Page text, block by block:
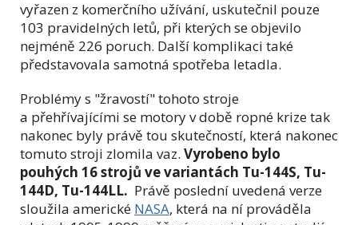
vyřazen z komerčního užívání, uskutečnil pouze
103 pravidelných letů, při kterých se objevilo
nejméně 226 poruch. Další komplikaci také
představovala samotná spotřeba letadla.
Problémy s "žravostí" tohoto stroje
a přehřívajícími se motory v době ropné krize tak
nakonec byly právě tou skutečností, která nakonec
tomuto stroji zlomila vaz. Vyrobeno bylo
pouhých 16 strojů ve variantách Tu-144S, Tu-
144D, Tu-144LL. Právě poslední uvedená verze
sloužila americké NASA, která na ní prováděla